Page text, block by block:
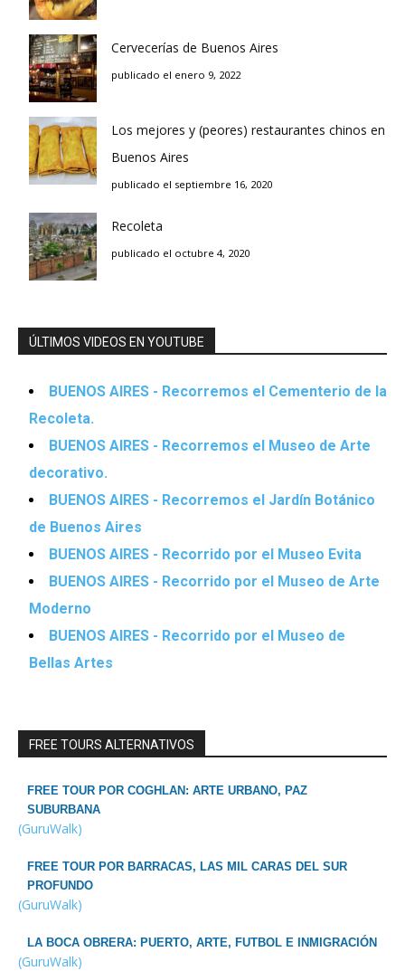
Cervecerías de Buenos Aires
publicado el enero 9, 2022
Los mejores y (peores) restaurantes chinos en
Buenos Aires
publicado el septiembre 16, 2020
Recoleta
publicado el octubre 4, 2020
ÚLTIMOS VIDEOS EN YOUTUBE
BUENOS AIRES - Recorremos el Cementerio de la
Recoleta.
BUENOS AIRES - Recorremos el Museo de Arte
decorativo.
BUENOS AIRES - Recorremos el Jardín Botánico
de Buenos Aires
BUENOS AIRES - Recorrido por el Museo Evita
BUENOS AIRES - Recorrido por el Museo de Arte
Moderno
BUENOS AIRES - Recorrido por el Museo de
Bellas Artes
FREE TOURS ALTERNATIVOS
FREE TOUR POR COGHLAN: ARTE URBANO, PAZ
SUBURBANA
(GuruWalk)
FREE TOUR POR BARRACAS, LAS MIL CARAS DEL SUR
PROFUNDO
(GuruWalk)
LA BOCA OBRERA: PUERTO, ARTE, FUTBOL E INMIGRACIÓN
(GuruWalk)